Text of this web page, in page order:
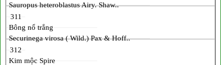
Sauropus heteroblastus Airy. Shaw..
311
Bông nổ trắng
Securinega virosa ( Wild.) Pax & Hoff..
312
Kim mộc Spire